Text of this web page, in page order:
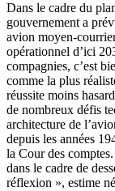
Dans le cadre du
gouvernement a
avion moyen-
opérationnel d’ici
compagnies, c’est
comme la plus
réussite moins
de nombreux défis
architecture de
depuis les années
la Cour des
dans le cadre de
réflexion », estime